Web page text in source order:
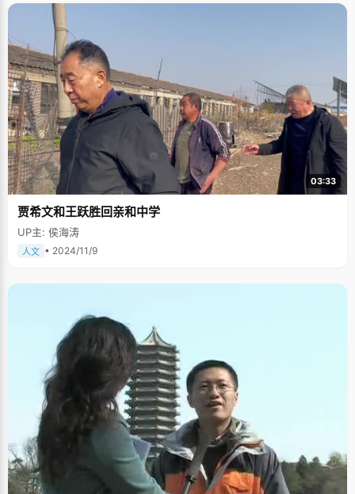
03:33
贾希文和王跃胜回亲和中学
UP主: 侯海涛
人文 • 2024/11/9